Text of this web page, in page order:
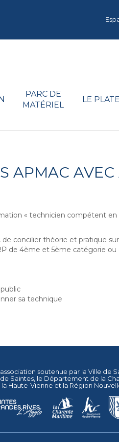
PARC DE
MATÉRIEL
LE
APMAC AVEC
« technicien compétent
de concilier théorie et pratique
de 4ème et 5ème catégorie
sa technique
soutenue par la Ville de
Saintes , le Département de la
Haute-Vienne et la Région